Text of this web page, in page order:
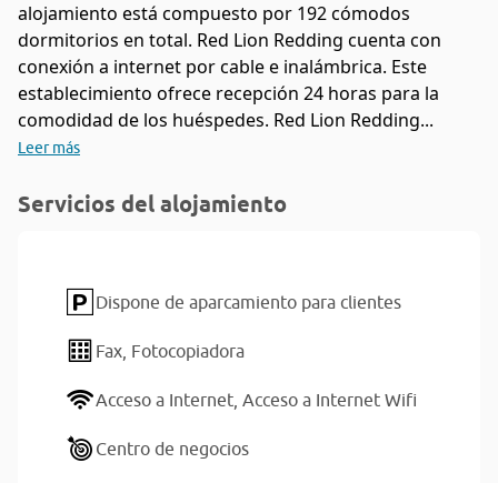
alojamiento está compuesto por 192 cómodos
dormitorios en total. Red Lion Redding cuenta con
conexión a internet por cable e inalámbrica. Este
establecimiento ofrece recepción 24 horas para la
comodidad de los huéspedes. Red Lion Redding...
Leer más
Servicios del alojamiento
Dispone de aparcamiento para clientes
Fax, Fotocopiadora
Acceso a Internet, Acceso a Internet Wifi
Centro de negocios